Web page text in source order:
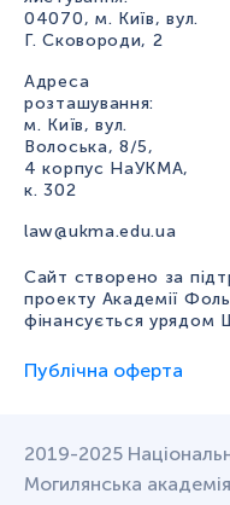
04070, м. Київ, вул.
Г. Сковороди, 2
Адреса
розташування:
м. Київ, вул.
Волоська, 8/5,
4 корпус НаУКМА,
к. 302
law@ukma.edu.ua
Сайт створено за
проекту Академії
фінансується урядом
Публічна оферта
2019-2025
Могилянська